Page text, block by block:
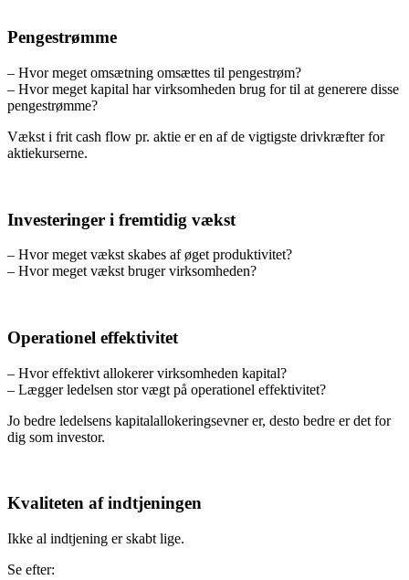
Pengestrømme
– Hvor meget omsætning omsættes til pengestrøm?
– Hvor meget kapital har virksomheden brug for til at generere disse
pengestrømme?
Vækst i frit cash flow pr. aktie er en af de vigtigste drivkræfter for
aktiekurserne.
Investeringer i fremtidig vækst
– Hvor meget vækst skabes af øget produktivitet?
– Hvor meget vækst bruger virksomheden?
Operationel effektivitet
– Hvor effektivt allokerer virksomheden kapital?
– Lægger ledelsen stor vægt på operationel effektivitet?
Jo bedre ledelsens kapitalallokeringsevner er, desto bedre er det for
dig som investor.
Kvaliteten af indtjeningen
Ikke al indtjening er skabt lige.
Se efter: